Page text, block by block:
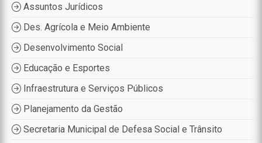
Assuntos Jurídicos
Des. Agrícola e Meio Ambiente
Desenvolvimento Social
Educação e Esportes
Infraestrutura e Serviços Públicos
Planejamento da Gestão
Secretaria Municipal de Defesa Social e Trânsito